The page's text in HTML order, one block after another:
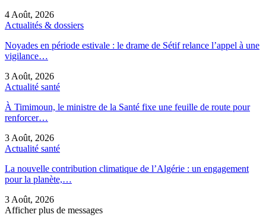
4 Août, 2026
Actualités & dossiers
Noyades en période estivale : le drame de Sétif relance l’appel à une
vigilance…
3 Août, 2026
Actualité santé
À Timimoun, le ministre de la Santé fixe une feuille de route pour
renforcer…
3 Août, 2026
Actualité santé
La nouvelle contribution climatique de l’Algérie : un engagement
pour la planète,…
3 Août, 2026
Afficher plus de messages